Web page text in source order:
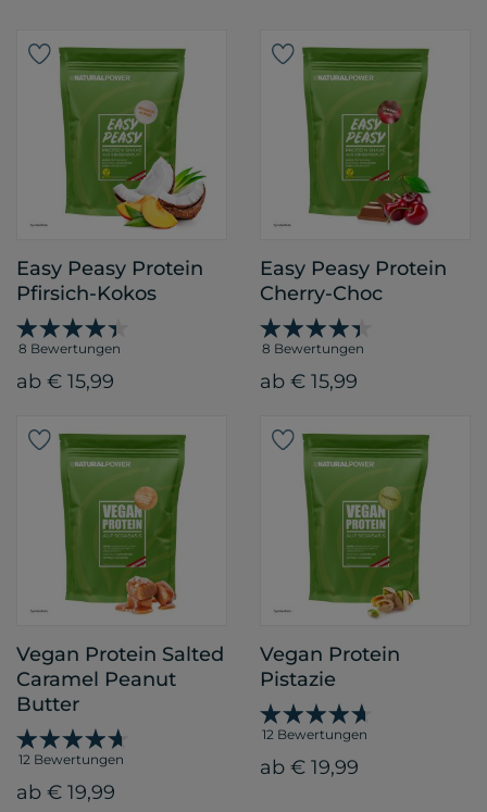
Easy Peasy Protein
Pfirsich-Kokos
8 Bewertungen
ab € 15,99
Easy Peasy Protein
Cherry-Choc
8 Bewertungen
ab € 15,99
Vegan Protein Salted
Caramel Peanut
Butter
12 Bewertungen
ab € 19,99
Vegan Protein
Pistazie
12 Bewertungen
ab € 19,99